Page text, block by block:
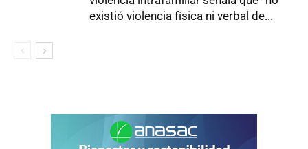
existió violencia física ni verbal de...